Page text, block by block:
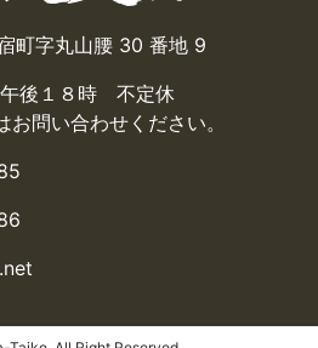
字丸山腰 30 番地 9
後１８時 不定休
合わせください。